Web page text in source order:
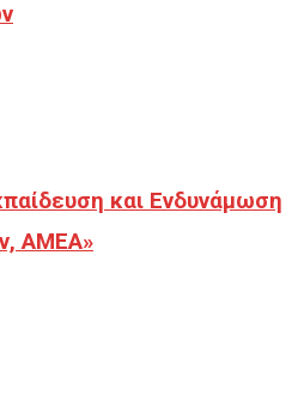
και Ενδυνάμωση
ΑΜΕΑ»